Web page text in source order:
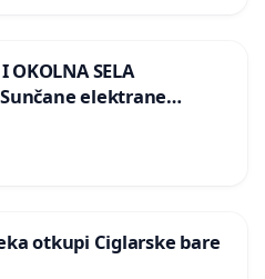
OKOLNA SELA
elektrane
otkupi Ciglarske bare